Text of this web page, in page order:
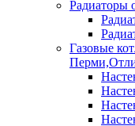
Радиаторы
Газовые